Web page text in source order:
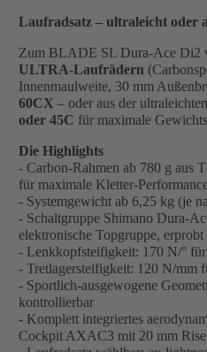
Laufradsatz – ultraleicht oder
Zum BLADE SL Dura-Ace Di2
ULTRA-Laufrädern
Innenmaulweite, 30 mm
60CX – oder aus der ultraleichten
oder 45C für maximale
Die Highlights
- Carbon-Rahmen ab 780 g aus
für maximale Kletter-
- Systemgewicht ab 6,25 kg (je
- Schaltgruppe Shimano Dura-
elektronische Topgruppe,
- Lenkkopfsteifigkeit: 170 N/°
- Tretlagersteifigkeit: 120 N/mm
- Sportlich-ausgewogene
kontrollierbar
- Komplett integriertes
Cockpit AXAC3 mit 20 mm Rise